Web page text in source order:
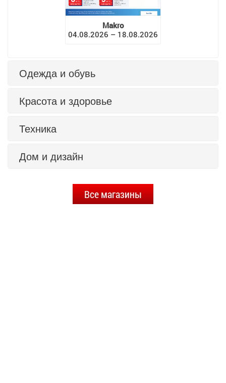
Makro
04.08.2026 – 18.08.2026
Одежда и обувь
Красота и здоровье
Техника
Дом и дизайн
Все магазины